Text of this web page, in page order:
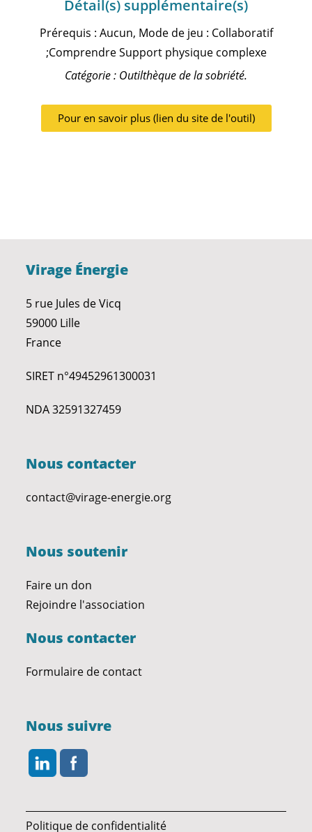
Détail(s) supplémentaire(s)
Prérequis : Aucun, Mode de jeu : Collaboratif
;Comprendre Support physique complexe
Catégorie : Outilthèque de la sobriété.
Pour en savoir plus (lien du site de l'outil)
Virage Énergie
5 rue Jules de Vicq
59000 Lille
France
SIRET n°49452961300031
NDA 32591327459
Nous contacter
contact@virage-energie.org
Nous soutenir
Faire un don
Rejoindre l'association
Nous contacter
Formulaire de contact
Nous suivre
Politique de confidentialité